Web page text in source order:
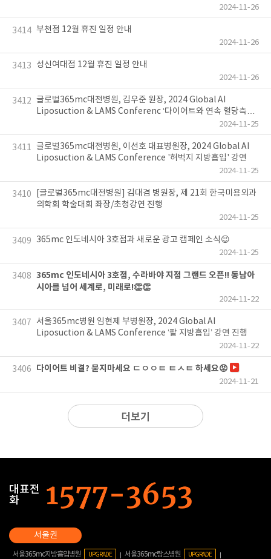
2024-11-26
3414 부천점 12월 휴진 일정 안내
2024-11-26
3413 성신여대점 12월 휴진 일정 안내
2024-11-26
3412 글로벌365mc대전병원, 김우준 원장, 2024 Global AI
Liposuction & LAMS Conferenc ‘다이어트와 연속 혈당측정
2024-11-25
3411 글로벌365mc대전병원, 이선호 대표병원장, 2024 Global AI
Liposuction & LAMS Conference '허벅지 지방흡입' 강연
2024-11-25
3410
[글로벌365mc대전병원] 김대겸 병원장, 제 21회 한국미용외과
의학회 학술대회 좌장/초청강연 진행
2024-11-25
3409 365mc 인도네시아 3호점과 새로운 광고 캠페인 소식😉
2024-11-25
3408 365mc 인도네시아 3호점, 수라바야 지점 그랜드 오픈!! 동남아
시아를 넘어 세계로, 미래로!👏👏
2024-11-22
3407
서울365mc병원 임현제 부병원장, 2024 Global AI
Liposuction & LAMS Conference ‘팔 지방흡입’ 강연 진행
2024-11-22
3406 다이어트 비결? 묻지마세요 ㄷㅇㅇㅌ ㅌㅅㅌ 하세요😡
2024-11-21
더보기
대표전
화
서울365mc지방흡입병원 UPGRADE 서울365mc람스병원 UPGRADE